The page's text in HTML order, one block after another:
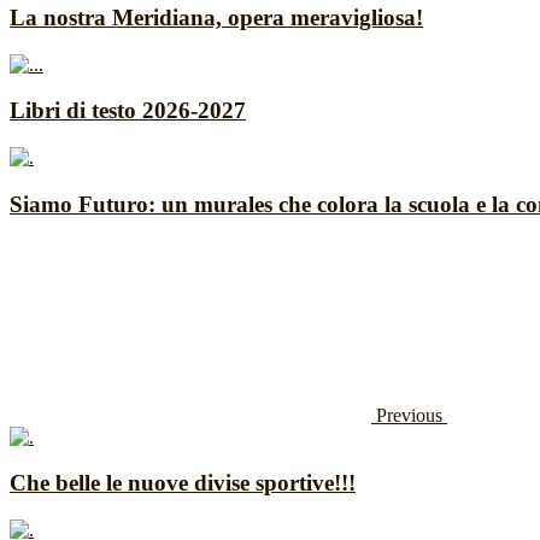
La nostra Meridiana, opera meravigliosa!
Libri di testo 2026-2027
Siamo Futuro: un murales che colora la scuola e la
Previous
Che belle le nuove divise sportive!!!